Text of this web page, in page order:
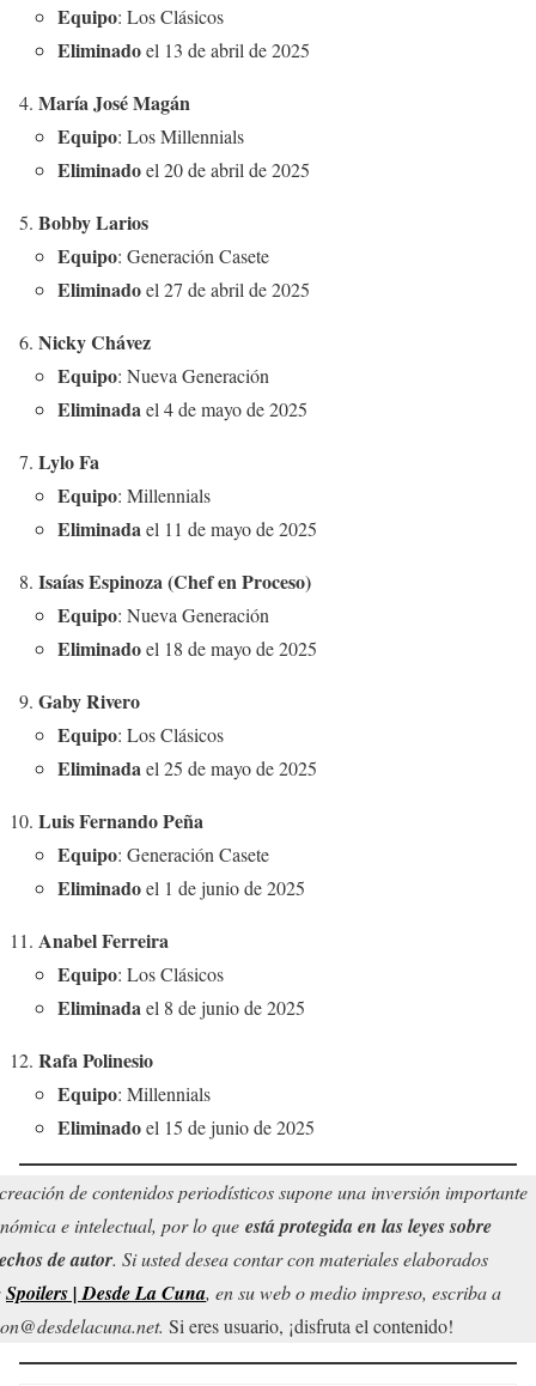
Equipo: Los Clásicos
Eliminadoel 13 de abril de 2025
María José Magán
Equipo: Los Millennials
Eliminadoel 20 de abril de 2025
Bobby Larios
Equipo: Generación Casete
Eliminadoel 27 de abril de 2025
Nicky Chávez
Equipo: Nueva Generación
Eliminadael 4 de mayo de 2025
Lylo Fa
Equipo: Millennials
Eliminadael 11 de mayo de 2025
Isaías Espinoza (Chef en Proceso)
Equipo: Nueva Generación
Eliminadoel 18 de mayo de 2025
Gaby Rivero
Equipo: Los Clásicos
Eliminadael 25 de mayo de 2025
Luis Fernando Peña
Equipo: Generación Casete
Eliminadoel 1 de junio de 2025
Anabel Ferreira
Equipo: Los Clásicos
Eliminadael 8 de junio de 2025
Rafa Polinesio
Equipo: Millennials
Eliminadoel 15 de junio de 2025
de contenidos periodísticos supone una inversión importante
e intelectual, por lo que está protegida en las leyes sobre
de autor. Si usted desea contar con materiales elaborados
Spoilers | Desde La Cuna, en su web o medio impreso, escriba a
Si eres usuario, ¡disfruta el contenido!